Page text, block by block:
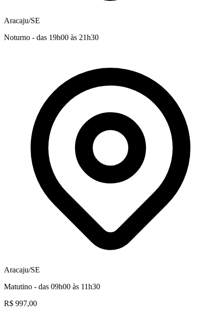
Aracaju/SE
Noturno - das 19h00 às 21h30
Aracaju/SE
Matutino - das 09h00 às 11h30
R$ 997,00